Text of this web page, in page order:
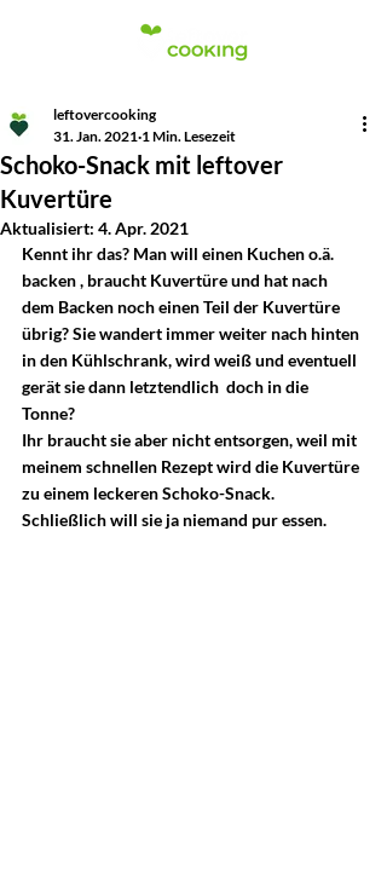
Schoko-Snack mit leftover
Kuvertüre
leftovercooking
31. Jan. 2021 1 Min. Lesezeit
Aktualisiert: 4. Apr. 2021
Kennt ihr das? Man will einen Kuchen o.ä.
backen , braucht Kuvertüre und hat nach
dem Backen noch einen Teil der Kuvertüre
übrig? Sie wandert immer weiter nach hinten
in den Kühlschrank, wird weiß und eventuell
gerät sie dann letztendlich  doch in die
Tonne?
Ihr braucht sie aber nicht entsorgen, weil mit
meinem schnellen Rezept wird die Kuvertüre
zu einem leckeren Schoko-Snack.
Schließlich will sie ja niemand pur essen.